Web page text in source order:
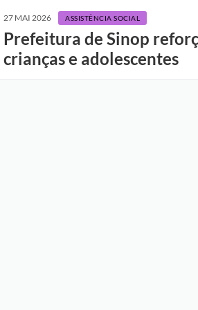
27 MAI 2026 ASSISTÊNCIA SOCIAL
Prefeitura de Sinop
crianças e adolescentes